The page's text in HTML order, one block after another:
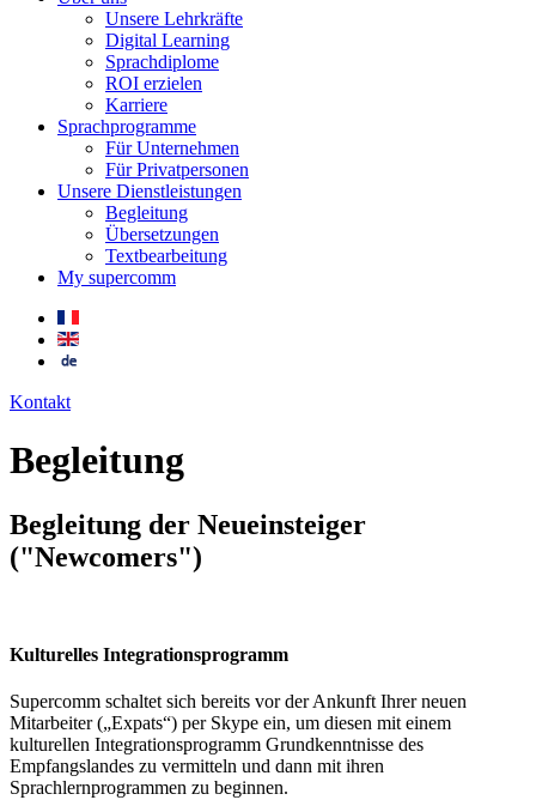
Unsere Lehrkräfte
Digital Learning
Sprachdiplome
ROI erzielen
Karriere
Sprachprogramme
Für Unternehmen
Für Privatpersonen
Unsere Dienstleistungen
Begleitung
Übersetzungen
Textbearbeitung
My supercomm
Kontakt
Begleitung
Begleitung der Neueinsteiger
("Newcomers")
Kulturelles Integrationsprogramm
Supercomm schaltet sich bereits vor der Ankunft Ihrer neuen
Mitarbeiter („Expats“) per Skype ein, um diesen mit einem
kulturellen Integrationsprogramm Grundkenntnisse des
Empfangslandes zu vermitteln und dann mit ihren
Sprachlernprogrammen zu beginnen.